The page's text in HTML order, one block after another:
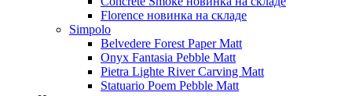
Florence новинка на складе
Simpolo
Belvedere Forest Paper Matt
Onyx Fantasia Pebble Matt
Pietra Lighte River Carving Matt
Statuario Poem Pebble Matt